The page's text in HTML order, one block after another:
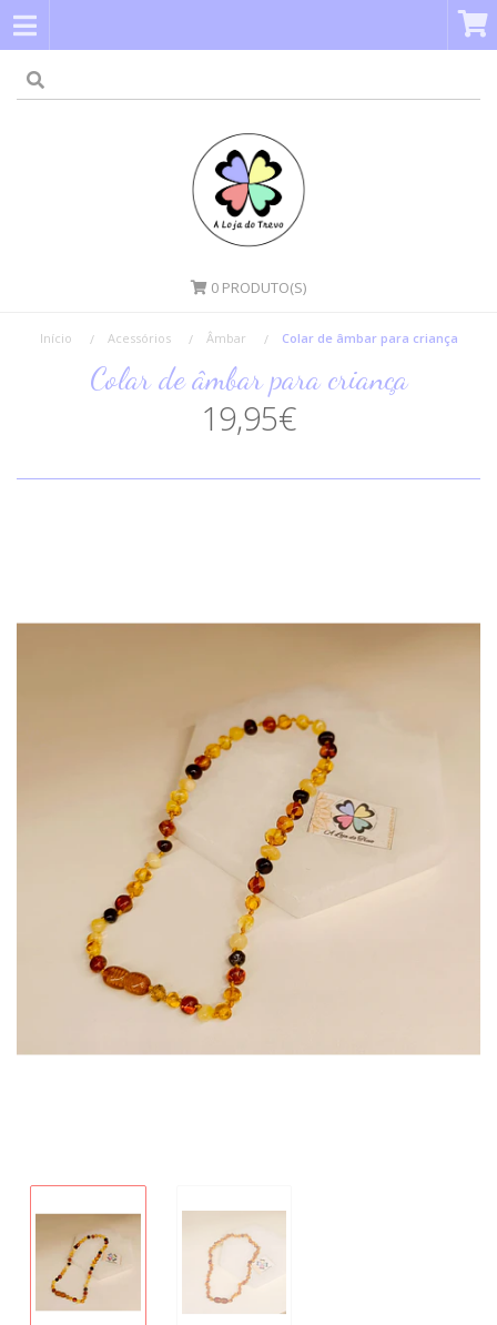
0 PRODUTO(S)
Início Acessórios Âmbar Colar de âmbar para criança
Colar de âmbar para criança
19,95€